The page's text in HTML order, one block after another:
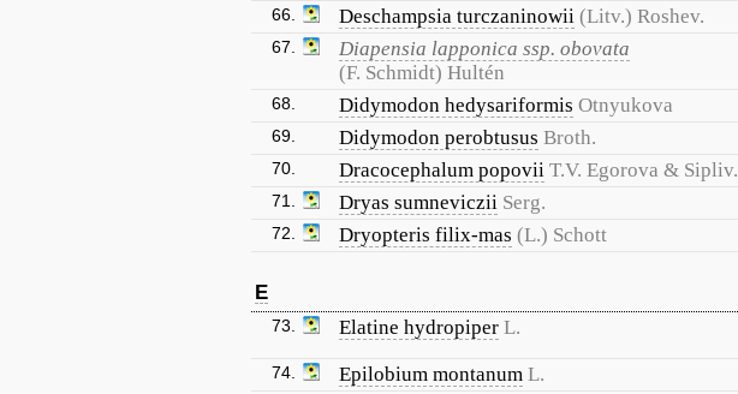
66.
Deschampsia turczaninowii (Litv.) Roshev.
67.
Diapensia lapponica ssp. obovata
(F. Schmidt) Hultén
68.
Didymodon hedysariformis Otnyukova
69.
Didymodon perobtusus Broth.
70.
Dracocephalum popovii T.V. Egorova & Sipliv.
71.
Dryas sumneviczii Serg.
72.
Dryopteris filix-mas (L.) Schott
E
73. Elatine hydropiper L.
74.
Epilobium montanum L.